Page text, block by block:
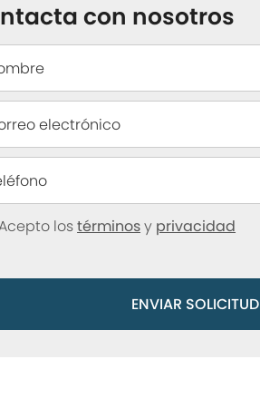
con nosotros
lostérminosy privacidad
ENVIAR SOLICITUD